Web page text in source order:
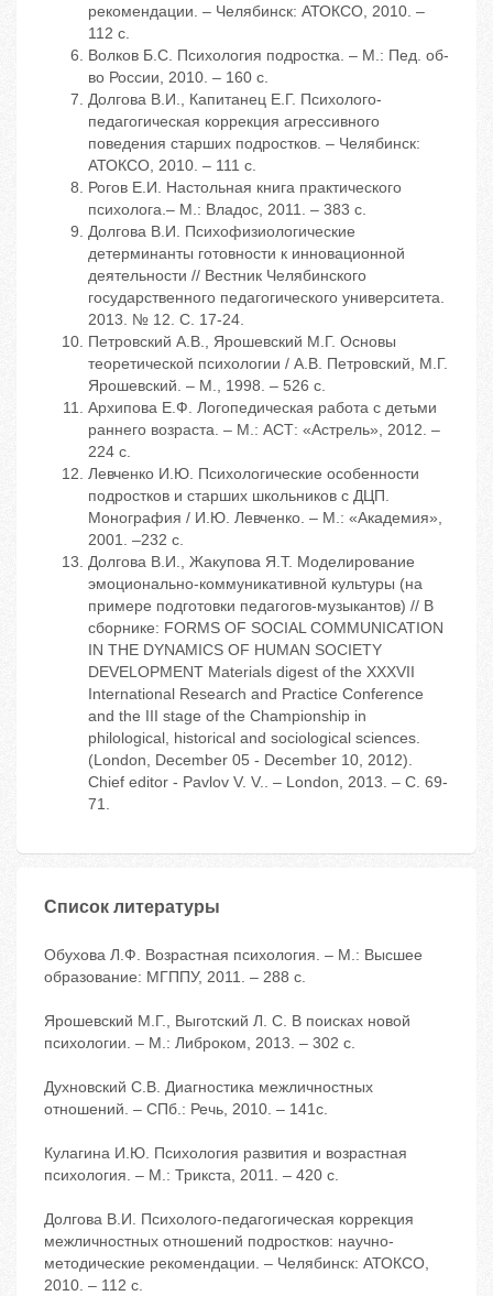
рекомендации. – Челябинск: АТОКСО, 2010. –
112 с.
Волков Б.С. Психология подростка. – М.: Пед. об-
во России, 2010. – 160 с.
Долгова В.И., Капитанец Е.Г. Психолого-
педагогическая коррекция агрессивного
поведения старших подростков. – Челябинск:
АТОКСО, 2010. – 111 с.
Рогов Е.И. Настольная книга практического
психолога.– М.: Владос, 2011. – 383 с.
Долгова В.И. Психофизиологические
детерминанты готовности к инновационной
деятельности // Вестник Челябинского
государственного педагогического университета.
2013. № 12. С. 17-24.
Петровский А.В., Ярошевский М.Г. Основы
теоретической психологии / А.В. Петровский, М.Г.
Ярошевский. – М., 1998. – 526 с.
Архипова Е.Ф. Логопедическая работа с детьми
раннего возраста. – М.: АСТ: «Астрель», 2012. –
224 с.
Левченко И.Ю. Психологические особенности
подростков и старших школьников с ДЦП.
Монография / И.Ю. Левченко. – М.: «Академия»,
2001. –232 с.
Долгова В.И., Жакупова Я.Т. Моделирование
эмоционально-коммуникативной культуры (на
примере подготовки педагогов-музыкантов) // В
сборнике: FORMS OF SOCIAL COMMUNICATION
IN THE DYNAMICS OF HUMAN SOCIETY
DEVELOPMENT Materials digest of the XXXVII
International Research and Practice Conference
and the III stage of the Championship in
philological, historical and sociological sciences.
(London, December 05 - December 10, 2012).
Chief editor - Pavlov V. V.. – London, 2013. – С. 69-
71.
Список литературы
Обухова Л.Ф. Возрастная психология. – М.: Высшее
образование: МГППУ, 2011. – 288 с.
Ярошевский М.Г., Выготский Л. С. В поисках новой
психологии. – М.: Либроком, 2013. – 302 с.
Духновский С.В. Диагностика межличностных
отношений. – СПб.: Речь, 2010. – 141с.
Кулагина И.Ю. Психология развития и возрастная
психология. – М.: Трикста, 2011. – 420 с.
Долгова В.И. Психолого-педагогическая коррекция
межличностных отношений подростков: научно-
методические рекомендации. – Челябинск: АТОКСО,
2010. – 112 с.